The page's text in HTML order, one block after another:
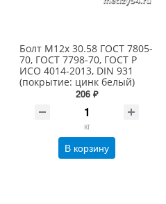
Болт М12х 30.58 ГОСТ 7805-
70, ГОСТ 7798-70, ГОСТ Р
ИСО 4014-2013, DIN 931
(покрытие: цинк белый)
206 ₽
кг
В корзину